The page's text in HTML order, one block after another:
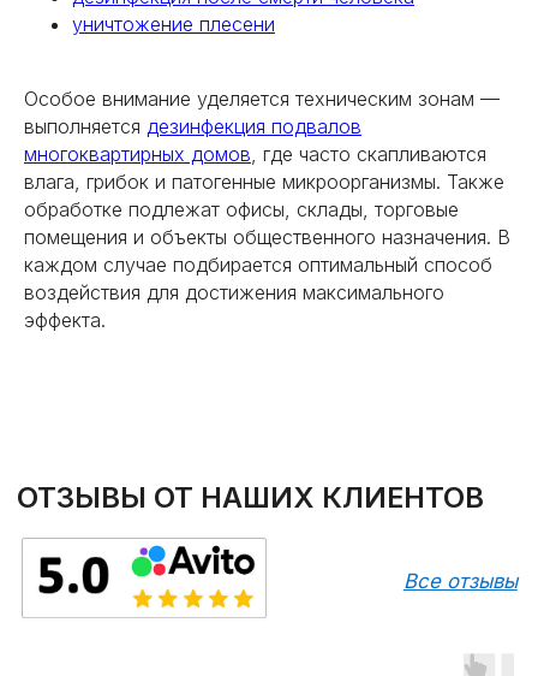
уничтожение плесени
Особое внимание уделяется техническим зонам —
выполняется дезинфекция подвалов
многоквартирных домов, где часто скапливаются
влага, грибок и патогенные микроорганизмы. Также
обработке подлежат офисы, склады, торговые
помещения и объекты общественного назначения. В
каждом случае подбирается оптимальный способ
воздействия для достижения максимального
эффекта.